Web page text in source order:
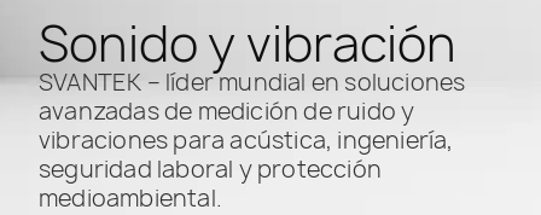
Sonido y vibración
SVANTEK – líder mundial en soluciones
avanzadas de medición de ruido y
vibraciones para acústica, ingeniería,
seguridad laboral y protección
medioambiental.